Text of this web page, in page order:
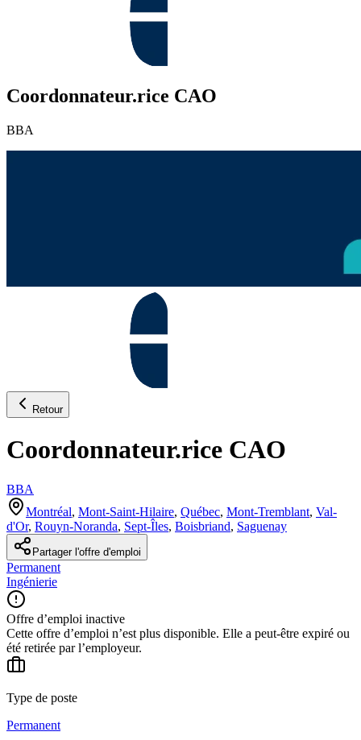
Coordonnateur.rice CAO
BBA
Retour
Coordonnateur.rice CAO
BBA
Montréal, Mont-Saint-Hilaire, Québec, Mont-Tremblant, Val-
d'Or, Rouyn-Noranda, Sept-Îles, Boisbriand, Saguenay
Partager l'offre d'emploi
Permanent
Ingénierie
Offre d’emploi inactive
Cette offre d’emploi n’est plus disponible. Elle a peut-être expiré ou
été retirée par l’employeur.
Type de poste
Permanent